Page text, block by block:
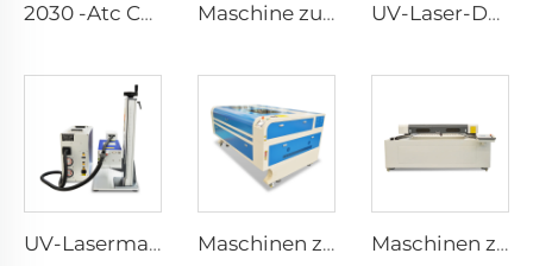
2030 -Atc CNC Fräser Maschine (Linear-Typ Atc) Maschine zum Schneiden von Faserlasern1530 UV-Laser-Desktopmarkierungsmaschine
UV-Lasermarkiermaschine Maschinen zum Lasergravurieren und Schneiden 1610 Maschinen zum Lasergravurieren und Schneiden 1530